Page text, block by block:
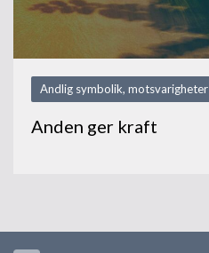
Andlig symbolik, motsvarigheter
Anden ger kraft